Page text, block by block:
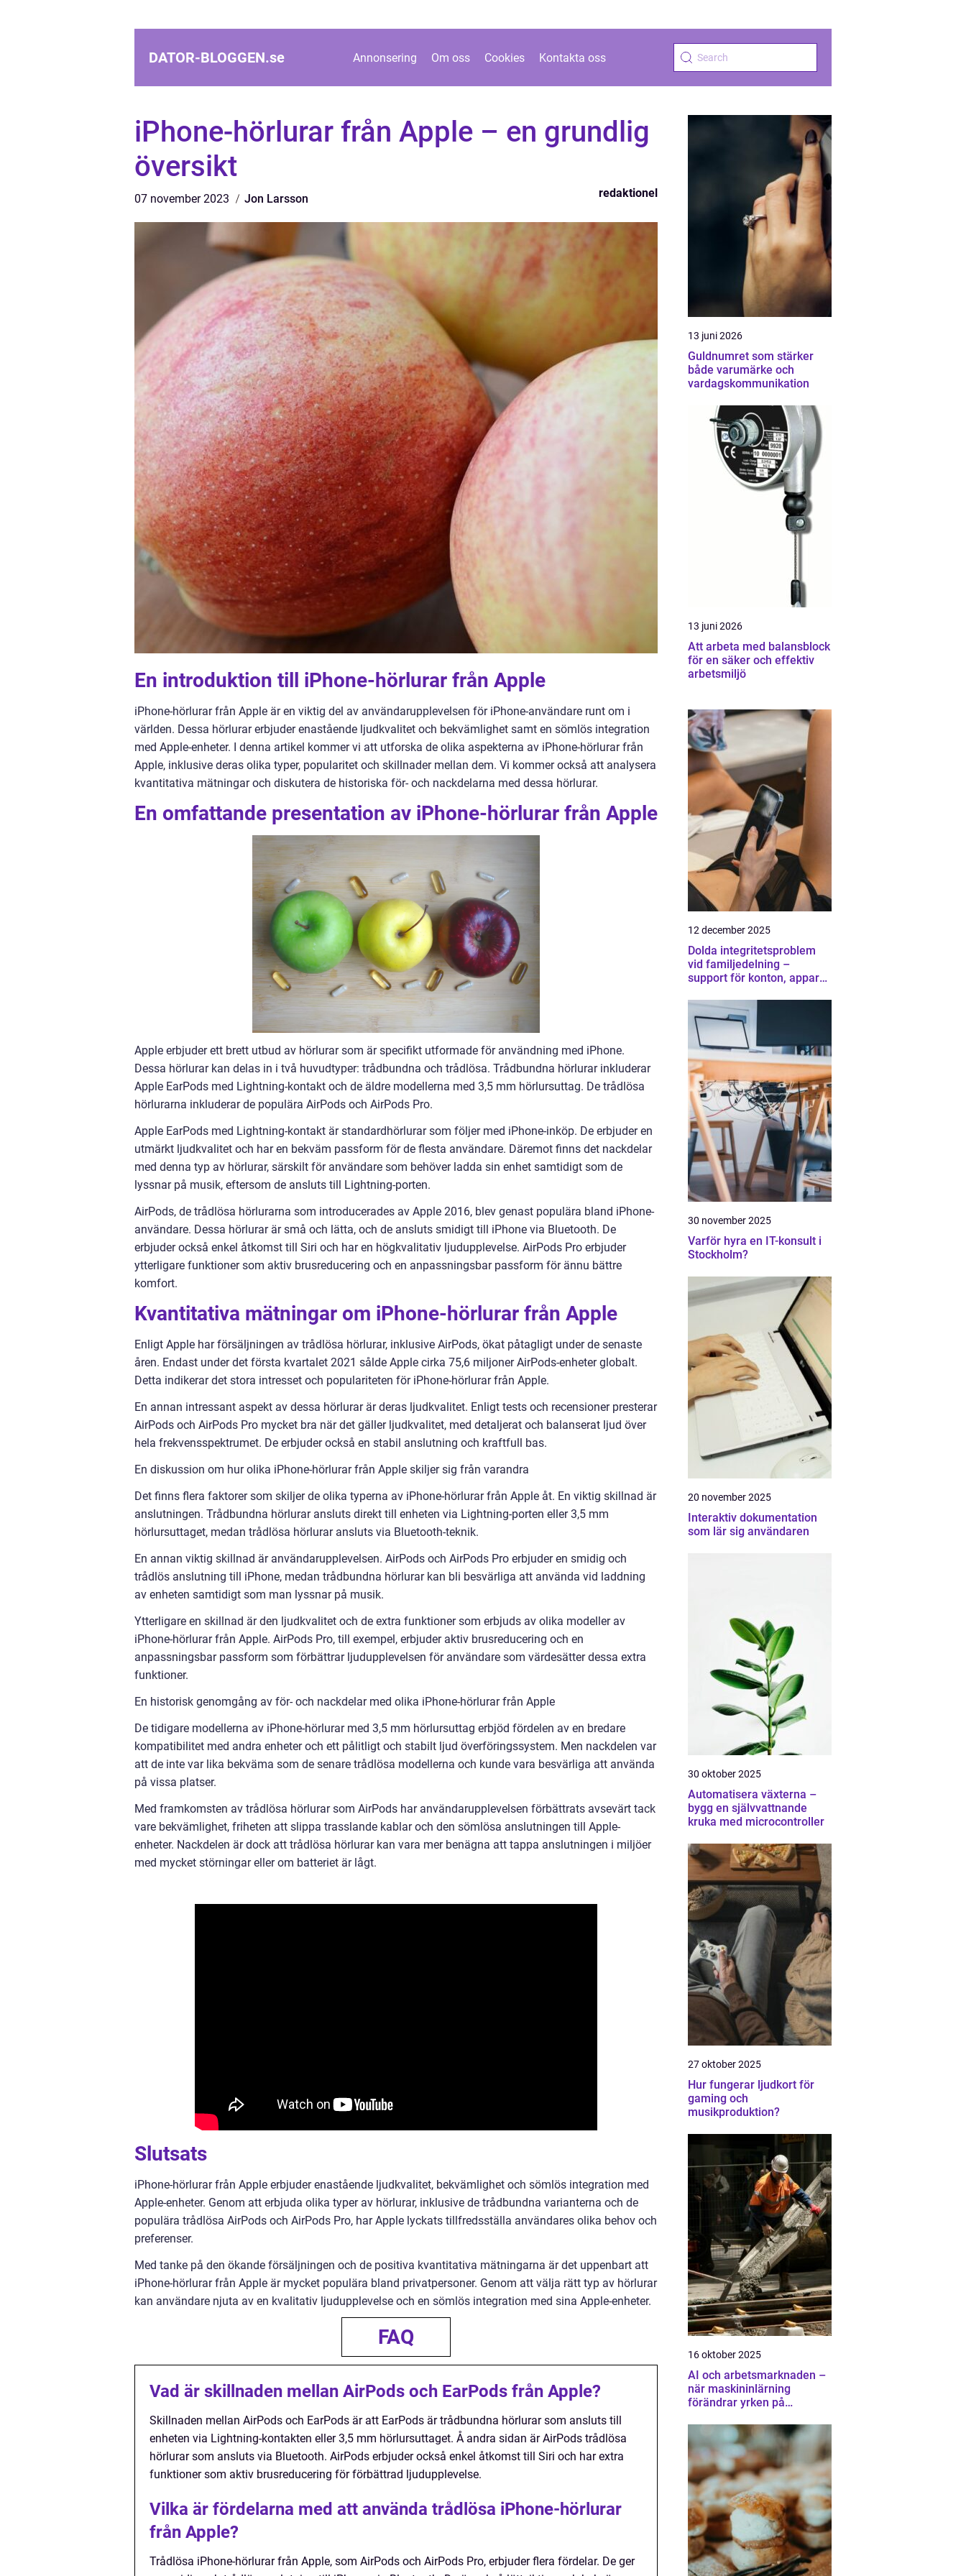
DATOR-BLOGGEN.se Annonsering Om oss Cookies Kontakta oss
iPhone-hörlurar från Apple – en grundlig
översikt
07 november 2023 Jon Larsson redaktionel
En introduktion till iPhone-hörlurar från Apple
iPhone-hörlurar från Apple är en viktig del av användarupplevelsen för iPhone-användare runt om i
världen. Dessa hörlurar erbjuder enastående ljudkvalitet och bekvämlighet samt en sömlös integration
med Apple-enheter. I denna artikel kommer vi att utforska de olika aspekterna av iPhone-hörlurar från
Apple, inklusive deras olika typer, popularitet och skillnader mellan dem. Vi kommer också att analysera
kvantitativa mätningar och diskutera de historiska för- och nackdelarna med dessa hörlurar.
En omfattande presentation av iPhone-hörlurar från Apple
Apple erbjuder ett brett utbud av hörlurar som är specifikt utformade för användning med iPhone.
Dessa hörlurar kan delas in i två huvudtyper: trådbundna och trådlösa. Trådbundna hörlurar inkluderar
Apple EarPods med Lightning-kontakt och de äldre modellerna med 3,5 mm hörlursuttag. De trådlösa
hörlurarna inkluderar de populära AirPods och AirPods Pro.
Apple EarPods med Lightning-kontakt är standardhörlurar som följer med iPhone-inköp. De erbjuder en
utmärkt ljudkvalitet och har en bekväm passform för de flesta användare. Däremot finns det nackdelar
med denna typ av hörlurar, särskilt för användare som behöver ladda sin enhet samtidigt som de
lyssnar på musik, eftersom de ansluts till Lightning-porten.
AirPods, de trådlösa hörlurarna som introducerades av Apple 2016, blev genast populära bland iPhone-
användare. Dessa hörlurar är små och lätta, och de ansluts smidigt till iPhone via Bluetooth. De
erbjuder också enkel åtkomst till Siri och har en högkvalitativ ljudupplevelse. AirPods Pro erbjuder
ytterligare funktioner som aktiv brusreducering och en anpassningsbar passform för ännu bättre
komfort.
Kvantitativa mätningar om iPhone-hörlurar från Apple
Enligt Apple har försäljningen av trådlösa hörlurar, inklusive AirPods, ökat påtagligt under de senaste
åren. Endast under det första kvartalet 2021 sålde Apple cirka 75,6 miljoner AirPods-enheter globalt.
Detta indikerar det stora intresset och populariteten för iPhone-hörlurar från Apple.
En annan intressant aspekt av dessa hörlurar är deras ljudkvalitet. Enligt tests och recensioner presterar
AirPods och AirPods Pro mycket bra när det gäller ljudkvalitet, med detaljerat och balanserat ljud över
hela frekvensspektrumet. De erbjuder också en stabil anslutning och kraftfull bas.
En diskussion om hur olika iPhone-hörlurar från Apple skiljer sig från varandra
Det finns flera faktorer som skiljer de olika typerna av iPhone-hörlurar från Apple åt. En viktig skillnad är
anslutningen. Trådbundna hörlurar ansluts direkt till enheten via Lightning-porten eller 3,5 mm
hörlursuttaget, medan trådlösa hörlurar ansluts via Bluetooth-teknik.
En annan viktig skillnad är användarupplevelsen. AirPods och AirPods Pro erbjuder en smidig och
trådlös anslutning till iPhone, medan trådbundna hörlurar kan bli besvärliga att använda vid laddning
av enheten samtidigt som man lyssnar på musik.
Ytterligare en skillnad är den ljudkvalitet och de extra funktioner som erbjuds av olika modeller av
iPhone-hörlurar från Apple. AirPods Pro, till exempel, erbjuder aktiv brusreducering och en
anpassningsbar passform som förbättrar ljudupplevelsen för användare som värdesätter dessa extra
funktioner.
En historisk genomgång av för- och nackdelar med olika iPhone-hörlurar från Apple
De tidigare modellerna av iPhone-hörlurar med 3,5 mm hörlursuttag erbjöd fördelen av en bredare
kompatibilitet med andra enheter och ett pålitligt och stabilt ljud överföringssystem. Men nackdelen var
att de inte var lika bekväma som de senare trådlösa modellerna och kunde vara besvärliga att använda
på vissa platser.
Med framkomsten av trådlösa hörlurar som AirPods har användarupplevelsen förbättrats avsevärt tack
vare bekvämlighet, friheten att slippa trasslande kablar och den sömlösa anslutningen till Apple-
enheter. Nackdelen är dock att trådlösa hörlurar kan vara mer benägna att tappa anslutningen i miljöer
med mycket störningar eller om batteriet är lågt.
Slutsats
iPhone-hörlurar från Apple erbjuder enastående ljudkvalitet, bekvämlighet och sömlös integration med
Apple-enheter. Genom att erbjuda olika typer av hörlurar, inklusive de trådbundna varianterna och de
populära trådlösa AirPods och AirPods Pro, har Apple lyckats tillfredsställa användares olika behov och
preferenser.
Med tanke på den ökande försäljningen och de positiva kvantitativa mätningarna är det uppenbart att
iPhone-hörlurar från Apple är mycket populära bland privatpersoner. Genom att välja rätt typ av hörlurar
kan användare njuta av en kvalitativ ljudupplevelse och en sömlös integration med sina Apple-enheter.
FAQ
Vad är skillnaden mellan AirPods och EarPods från Apple?
Skillnaden mellan AirPods och EarPods är att EarPods är trådbundna hörlurar som ansluts till
enheten via Lightning-kontakten eller 3,5 mm hörlursuttaget. Å andra sidan är AirPods trådlösa
hörlurar som ansluts via Bluetooth. AirPods erbjuder också enkel åtkomst till Siri och har extra
funktioner som aktiv brusreducering för förbättrad ljudupplevelse.
Vilka är fördelarna med att använda trådlösa iPhone-hörlurar
från Apple?
Trådlösa iPhone-hörlurar från Apple, som AirPods och AirPods Pro, erbjuder flera fördelar. De ger
13 juni 2026
Guldnumret som stärker
både varumärke och
vardagskommunikation
13 juni 2026
Att arbeta med balansblock
för en säker och effektiv
arbetsmiljö
12 december 2025
Dolda integritetsproblem
vid familjedelning –
support för konton, appar
30 november 2025
Varför hyra en IT-konsult i
Stockholm?
20 november 2025
Interaktiv dokumentation
som lär sig användaren
30 oktober 2025
Automatisera växterna –
bygg en självvattnande
kruka med microcontroller
27 oktober 2025
Hur fungerar ljudkort för
gaming och
musikproduktion?
16 oktober 2025
AI och arbetsmarknaden –
när maskininlärning
förändrar yrken på